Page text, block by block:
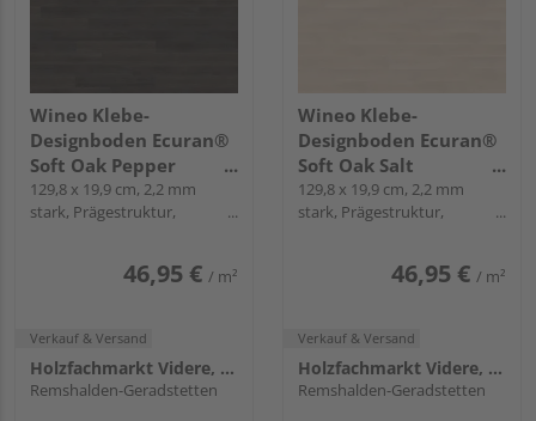
Wineo Klebe-
Designboden Ecuran®
Soft Oak Pepper
Landhausdiele - wineo
1000 wood L
129,8 x 19,9 cm, 2,2 mm
stark, Prägestruktur,
46,95 € / m²
Verkauf & Versand
Holzfachmarkt Videre, Remshalden
Remshalden-Geradstetten
Wineo Klebe-
Designboden Ecuran®
Soft Oak Salt
Landhausdiele - wineo
1000 wood L
129,8 x 19,9 cm, 2,2 mm
stark, Prägestruktur,
46,95 € / m²
Verkauf & Versand
Holzfachmarkt Videre, Remshalden
Remshalden-Geradstetten